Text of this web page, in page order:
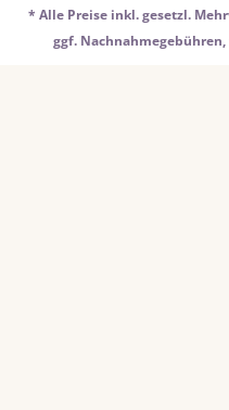
* Alle Preise inkl. gesetzl.
ggf.